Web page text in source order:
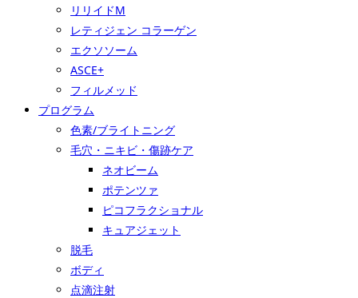
リリイドM
レティジェン コラーゲン
エクソソーム
ASCE+
フィルメッド
プログラム
色素/ブライトニング
毛穴・ニキビ・傷跡ケア
ネオビーム
ポテンツァ
ピコフラクショナル
キュアジェット
脱毛
ボディ
点滴注射